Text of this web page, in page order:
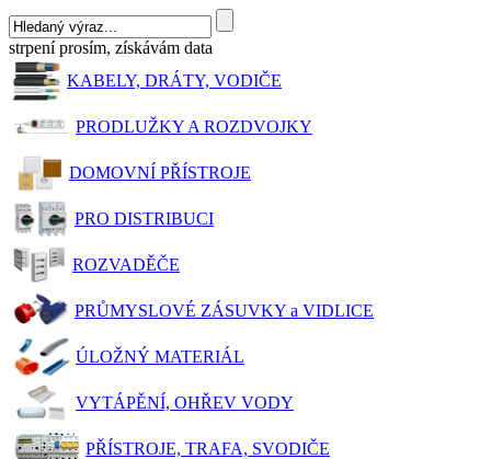
strpení prosím, získávám data
KABELY, DRÁTY, VODIČE
PRODLUŽKY A ROZDVOJKY
DOMOVNÍ PŘÍSTROJE
PRO DISTRIBUCI
ROZVADĚČE
PRŮMYSLOVÉ ZÁSUVKY a VIDLICE
ÚLOŽNÝ MATERIÁL
VYTÁPĚNÍ, OHŘEV VODY
PŘÍSTROJE, TRAFA, SVODIČE